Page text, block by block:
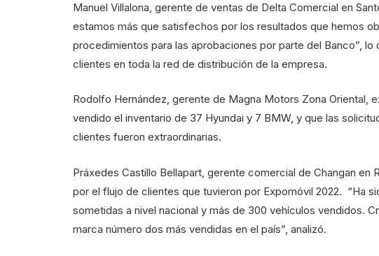
Manuel Villalona, gerente de ventas de Delta Comercial en
estamos más que satisfechos por los resultados que hemos
procedimientos para las aprobaciones por parte del Banco”,
clientes en toda la red de distribución de la empresa.
Rodolfo Hernández, gerente de Magna Motors Zona Oriental,
vendido el inventario de 37 Hyundai y 7 BMW, y que las
clientes fueron extraordinarias.
Práxedes Castillo Bellapart, gerente comercial de Changan en
por el flujo de clientes que tuvieron por Expomóvil 2022. “Ha
sometidas a nivel nacional y más de 300 vehículos vendidos.
marca número dos más vendidas en el país”, analizó.